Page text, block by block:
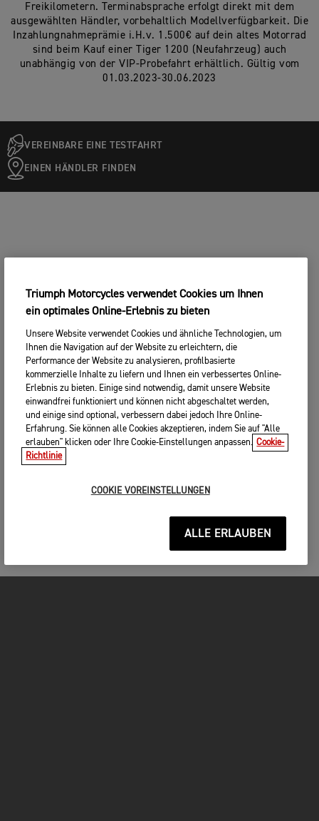
Freikilometern. Terminabsprache erfolgt direkt mit dem
ausgewählten Händler, vorbehaltlich Modellverfügbarkeit. Die
Inzahlungnahmeprämie i.H.v. 1.500€ auf dein altes Motorrad
sind beim Kauf einer Tiger 1200 (Neufahrzeug) auch
unabhängig von der VIP-Probefahrt erhältlich. Gültig vom
01.03.2023-30.06.2023
VEREINBARE EINE TESTFAHRT
EINEN HÄNDLER FINDEN
Triumph Motorcycles verwendet Cookies um Ihnen
ein optimales Online-Erlebnis zu bieten
Unsere Website verwendet Cookies und ähnliche Technologien, um
Ihnen die Navigation auf der Website zu erleichtern, die
Performance der Website zu analysieren, profilbasierte
kommerzielle Inhalte zu liefern und Ihnen ein verbessertes Online-
Erlebnis zu bieten. Einige sind notwendig, damit unsere Website
einwandfrei funktioniert und können nicht abgeschaltet werden,
und einige sind optional, verbessern dabei jedoch Ihre Online-
Erfahrung. Sie können alle Cookies akzeptieren, indem Sie auf "Alle
erlauben" klicken oder Ihre Cookie-Einstellungen anpassen. Cookie-
Richtlinie
COOKIE VOREINSTELLUNGEN
ALLE ERLAUBEN